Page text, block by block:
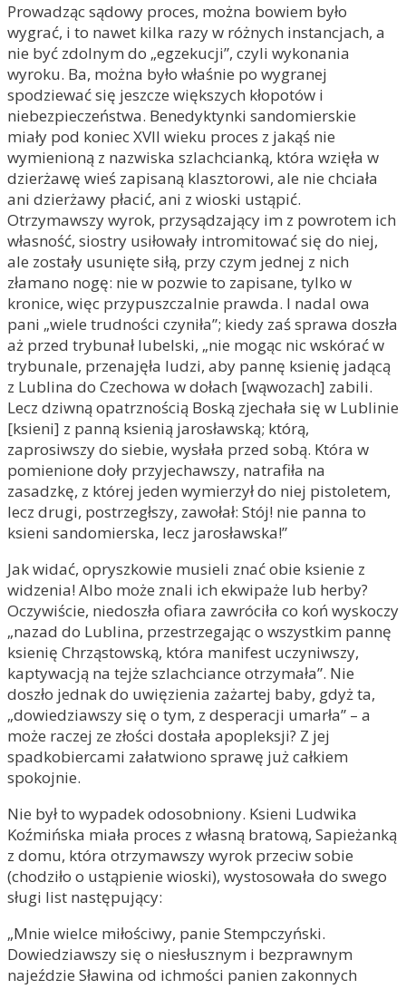
Prowadząc sądowy proces, można bowiem było
wygrać, i to nawet kilka razy w różnych instancjach, a
nie być zdolnym do „egzekucji”, czyli wykonania
wyroku. Ba, można było właśnie po wygranej
spodziewać się jeszcze większych kłopotów i
niebezpieczeństwa. Benedyktynki sandomierskie
miały pod koniec XVII wieku proces z jakąś nie
wymienioną z nazwiska szlachcianką, która wzięła w
dzierżawę wieś zapisaną klasztorowi, ale nie chciała
ani dzierżawy płacić, ani z wioski ustąpić.
Otrzymawszy wyrok, przysądzający im z powrotem ich
własność, siostry usiłowały intromitować się do niej,
ale zostały usunięte siłą, przy czym jednej z nich
złamano nogę: nie w pozwie to zapisane, tylko w
kronice, więc przypuszczalnie prawda. I nadal owa
pani „wiele trudności czyniła”; kiedy zaś sprawa doszła
aż przed trybunał lubelski, „nie mogąc nic wskórać w
trybunale, przenajęła ludzi, aby pannę ksienię jadącą
z Lublina do Czechowa w dołach [wąwozach] zabili.
Lecz dziwną opatrznością Boską zjechała się w Lublinie
[ksieni] z panną ksienią jarosławską; którą,
zaprosiwszy do siebie, wysłała przed sobą. Która w
pomienione doły przyjechawszy, natrafiła na
zasadzkę, z której jeden wymierzył do niej pistoletem,
lecz drugi, postrzegłszy, zawołał: Stój! nie panna to
ksieni sandomierska, lecz jarosławska!”
Jak widać, opryszkowie musieli znać obie ksienie z
widzenia! Albo może znali ich ekwipaże lub herby?
Oczywiście, niedoszła ofiara zawróciła co koń wyskoczy
„nazad do Lublina, przestrzegając o wszystkim pannę
ksienię Chrząstowską, która manifest uczyniwszy,
kaptywacją na tejże szlachciance otrzymała”. Nie
doszło jednak do uwięzienia zażartej baby, gdyż ta,
„dowiedziawszy się o tym, z desperacji umarła” – a
może raczej ze złości dostała apopleksji? Z jej
spadkobiercami załatwiono sprawę już całkiem
spokojnie.
Nie był to wypadek odosobniony. Ksieni Ludwika
Koźmińska miała proces z własną bratową, Sapieżanką
z domu, która otrzymawszy wyrok przeciw sobie
(chodziło o ustąpienie wioski), wystosowała do swego
sługi list następujący:
„Mnie wielce miłościwy, panie Stempczyński.
Dowiedziawszy się o niesłusznym i bezprawnym
najeździe Sławina od ichmości panien zakonnych